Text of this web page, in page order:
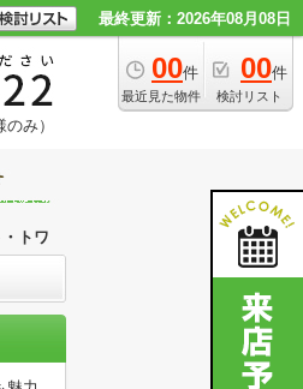
最終更新：2026年08月08日
00件
最近見た物件
00件
検討リスト
み）
トワ